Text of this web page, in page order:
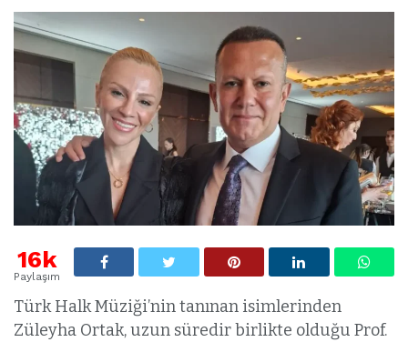
16k
Paylaşım
Türk Halk Müziği’nin tanınan isimlerinden
Züleyha Ortak, uzun süredir birlikte olduğu Prof.